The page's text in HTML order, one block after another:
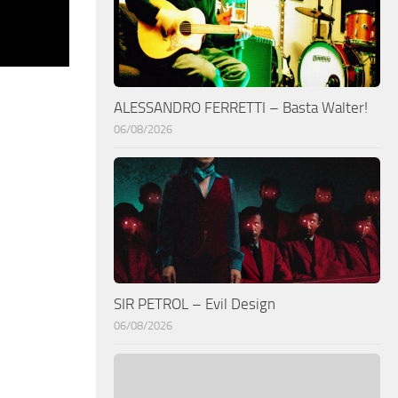
ALESSANDRO FERRETTI – Basta Walter!
06/08/2026
SIR PETROL – Evil Design
06/08/2026